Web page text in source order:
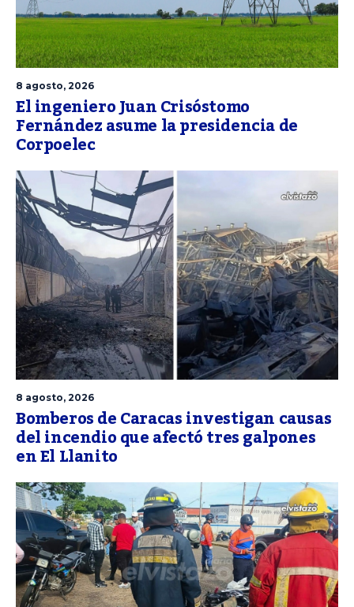
8 agosto, 2026
El ingeniero Juan Crisóstomo
Fernández asume la presidencia de
Corpoelec
8 agosto, 2026
Bomberos de Caracas investigan causas
del incendio que afectó tres galpones
en El Llanito